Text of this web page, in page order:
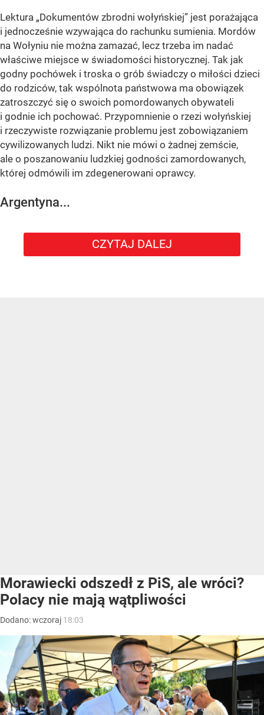
Lektura „Dokumentów zbrodni wołyńskiej” jest porażająca
i jednocześnie wzywająca do rachunku sumienia. Mordów
na Wołyniu nie można zamazać, lecz trzeba im nadać
właściwe miejsce w świadomości historycznej. Tak jak
godny pochówek i troska o grób świadczy o miłości dzieci
do rodziców, tak wspólnota państwowa ma obowiązek
zatroszczyć się o swoich pomordowanych obywateli
i godnie ich pochować. Przypomnienie o rzezi wołyńskiej
i rzeczywiste rozwiązanie problemu jest zobowiązaniem
cywilizowanych ludzi. Nikt nie mówi o żadnej zemście,
ale o poszanowaniu ludzkiej godności zamordowanych,
której odmówili im zdegenerowani oprawcy.
Argentyna...
CZYTAJ DALEJ
Morawiecki odszedł z PiS, ale wróci?
Polacy nie mają wątpliwości
Dodano:wczoraj 18:03